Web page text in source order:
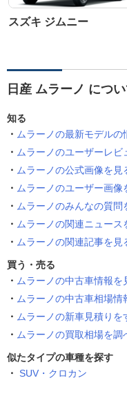
スズキ ジムニー
日産 ムラーノ につ
知る
ムラーノの最新モデルの
ムラーノのユーザーレビ
ムラーノの公式画像を見
ムラーノのユーザー画像
ムラーノのみんなの質問
ムラーノの関連ニュース
ムラーノの関連記事を見
買う・売る
ムラーノの中古車情報を
ムラーノの中古車相場情
ムラーノの新車見積りを
ムラーノの買取相場を調
似たタイプの車種を探す
SUV・クロカン